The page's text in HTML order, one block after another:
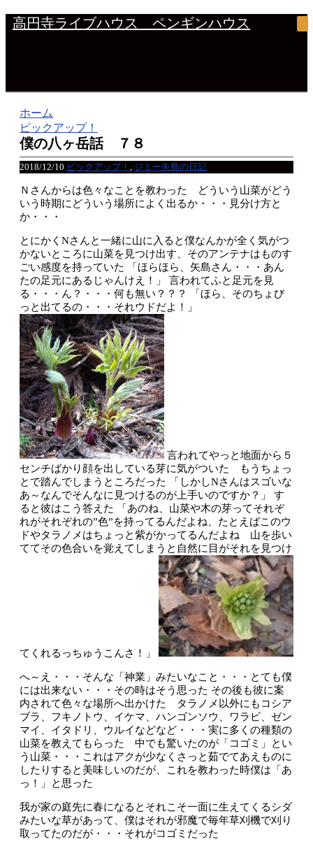
高円寺ライブハウス ペンギンハウス
ホーム
ピックアップ！
僕の八ヶ岳話 ７８
2018/12/10 ピックアップ！ , ジミー矢島の日記
Ｎさんからは色々なことを教わった どういう山菜がどう
いう時期にどういう場所によく出るか・・・見分け方と
か・・・
とにかくNさんと一緒に山に入ると僕なんかが全く気がつ
かないところに山菜を見つけ出す、そのアンテナはものす
ごい感度を持っていた
「ほらほら、矢島さん・・・あん
たの足元にあるじゃんけえ！」
言われてふと足元を見
る・・・ん？・・・何も無い？？？
「ほら、そのちょび
っと出てるの・・・それウドだよ！」
言われてやっと地面から５
センチばかり顔を出している芽に気がついた もうちょっ
とで踏んでしまうところだった
「しかしNさんはスゴいな
あ～なんでそんなに見つけるのが上手いのですか？」
す
ると彼はこう答えた
「あのね、山菜や木の芽ってそれぞ
れがそれぞれの”色”を持ってるんだよね、たとえばこのウ
ドやタラノメはちょっと紫がかってるんだよね 山を歩い
ててその色合いを覚えてしまうと自然に目がそれを見つけ
てくれるっちゅうこんさ！」
へ～え・・・そんな「神業」みたいなこと・・・とても僕
には出来ない・・・その時はそう思った その後も彼に案
内されて色々な場所へ出かけた タラノメ以外にもコシア
ブラ、フキノトウ、イケマ、ハンゴンソウ、ワラビ、ゼン
マイ、イタドリ、ウルイなどなど・・・実に多くの種類の
山菜を教えてもらった 中でも驚いたのが「コゴミ」とい
う山菜・・・これはアクが少なくさっと茹でてあえものに
したりすると美味しいのだが、これを教わった時僕は「あ
っ！」と思った
我が家の庭先に春になるとそれこそ一面に生えてくるシダ
みたいな草があって、僕はそれが邪魔で毎年草刈機で刈り
取ってたのだが・・・それがコゴミだった